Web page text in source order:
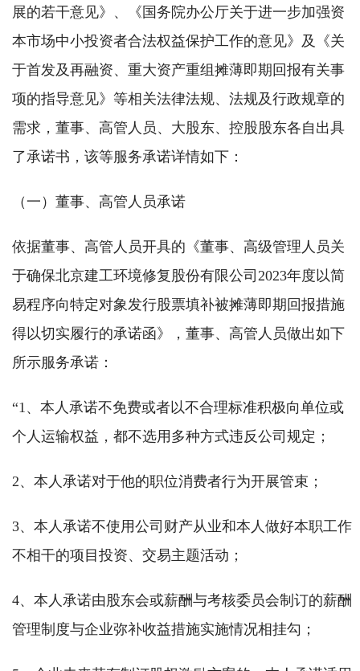
展的若干意见》、《国务院办公厅关于进一步加强资
本市场中小投资者合法权益保护工作的意见》及《关
于首发及再融资、重大资产重组摊薄即期回报有关事
项的指导意见》等相关法律法规、法规及行政规章的
需求，董事、高管人员、大股东、控股股东各自出具
了承诺书，该等服务承诺详情如下：
（一）董事、高管人员承诺
依据董事、高管人员开具的《董事、高级管理人员关
于确保北京建工环境修复股份有限公司2023年度以简
易程序向特定对象发行股票填补被摊薄即期回报措施
得以切实履行的承诺函》，董事、高管人员做出如下
所示服务承诺：
“1、本人承诺不免费或者以不合理标准积极向单位或
个人运输权益，都不选用多种方式违反公司规定；
2、本人承诺对于他的职位消费者行为开展管束；
3、本人承诺不使用公司财产从业和本人做好本职工作
不相干的项目投资、交易主题活动；
4、本人承诺由股东会或薪酬与考核委员会制订的薪酬
管理制度与企业弥补收益措施实施情况相挂勾；